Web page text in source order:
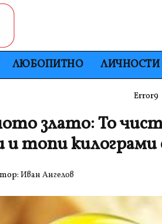
ЛЮБОПИТНО ЛИЧНОСТИ
Error9
злато: То
топи килограми
Иван Ангелов